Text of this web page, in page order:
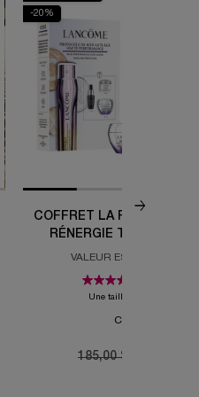
-20%
COFFRET LA ROUTINE DE
RÉNERGIE TRIPLE
RETINOL
VALEUR ESTIMÉE : 292$
Une taille disponible
Coffret
Old price
185,00 $